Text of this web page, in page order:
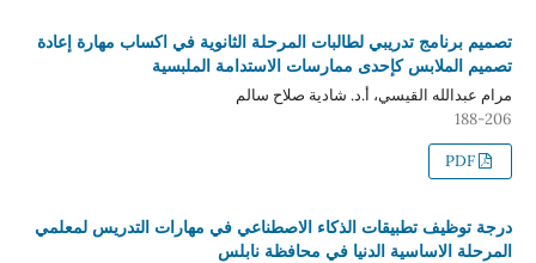
تصميم برنامج تدريبي لطالبات المرحلة الثانوية في اكساب مهارة إعادة
تصميم الملابس كإحدى ممارسات الاستدامة الملبسية
مرام عبدالله القيسي، أ.د. شادية صلاح سالم
188-206
PDF
درجة توظيف تطبيقات الذكاء الاصطناعي في مهارات التدريس لمعلمي
المرحلة الاساسية الدنيا في محافظة نابلس